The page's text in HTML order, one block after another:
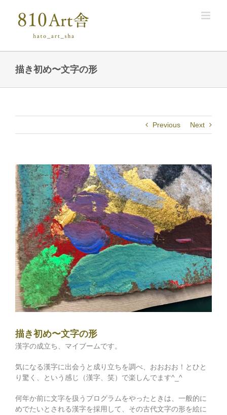
content
描き初め〜文字の形
Previous Next
View
Larger
Image
描き初め〜文字の形
漢字の成立ち、マイブームです。
気になる漢字に出会うと成り立ちを調べ、おおおお！とひと
り驚く、という感じ（漢字、笑）で楽しんでます^_^
何年か前に文字を扱うプログラムをやったときは、一般的に
めでたいとされる漢字を採用して、その古代文字の形を絵に